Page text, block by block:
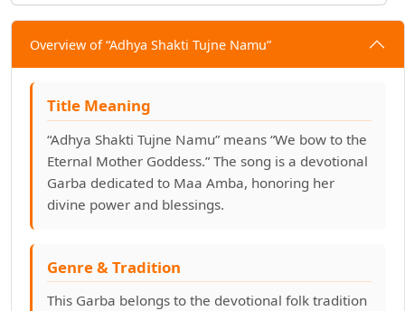
ગળધરેથી માજી નિસરીયા
ઘમ ઘમે નગારા માડી ખોડલના ધામમાં
ઘમ્મર ઘમ્મર ઘુમ્યો રે માડી તારો સોના ગરબો
ચકરડી ભમરડી મારે ઘેર ઝાઝી રે
ચપટી ભરી ચોખાને
ચરરર ચરરર મારુ ચકડોલ ચલે
Overview of “Adhya Shakti Tujne Namu”
Title Meaning
“Adhya Shakti Tujne Namu” means “We bow to the
Eternal Mother Goddess.” The song is a devotional
Garba dedicated to Maa Amba, honoring her
divine power and blessings.
Genre & Tradition
This Garba belongs to the devotional folk tradition